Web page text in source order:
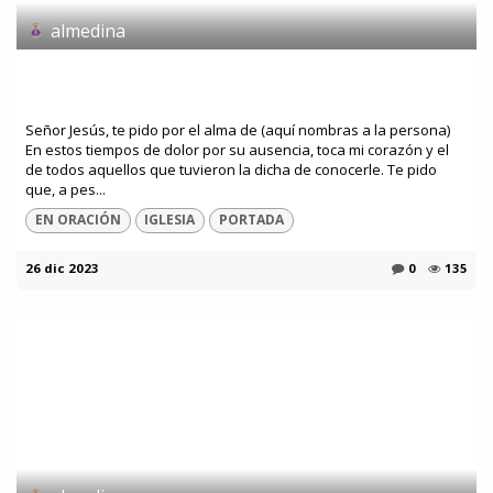
almedina
Señor Jesús, te pido por el alma de (aquí nombras a la persona)
En estos tiempos de dolor por su ausencia, toca mi corazón y el
de todos aquellos que tuvieron la dicha de conocerle. Te pido
que, a pes...
EN ORACIÓN IGLESIA PORTADA
26 dic 2023 0 135